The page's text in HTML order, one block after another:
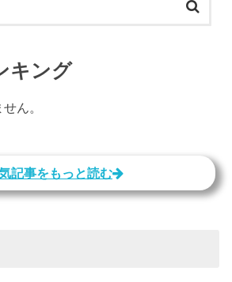
キング
ん。
記事をもっと読む